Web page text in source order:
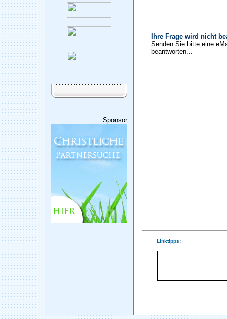
Sponsor
Ihre Frage wird nicht
Senden Sie bitte eine
beantworten...
Linktipps: